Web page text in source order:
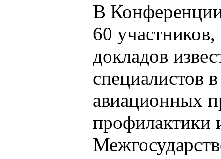
В
60
докладов
специалистов
авиационных
профилактики